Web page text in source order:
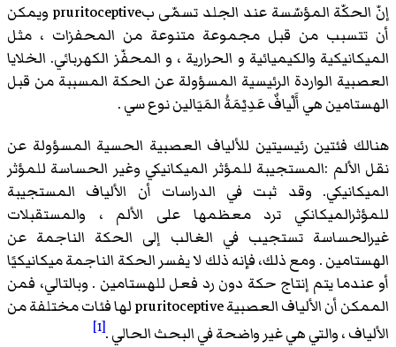
إنّ الحكّة المؤسّسة عند الجلد تسمّى بpruritoceptive ويمكن
أن تتسبب من قبل مجموعة متنوعة من المحفزات ، مثل
الميكانيكية والكيميائية و الحرارية ، و المحفّز الكهربائي. الخلايا
العصبية الواردة الرئيسية المسؤولة عن الحكة المسببة من قبل
الهستامين هي أَلْيافٌ عَدِيْمَةُ المَيَالين نوع سي .
هنالك فئتين رئيسيتين للألياف العصبية الحسية المسؤولة عن
نقل الألم :المستجيبة للمؤثر الميكانيكي وغير الحساسة للمؤثر
الميكانيكي. وقد ثبت في الدراسات أن الألياف المستجيبة
للمؤثرالميكانكي ترد معظمها على الألم ، والمستقبلات
غيرالحساسة تستجيب في الغالب إلى الحكة الناجمة عن
الهستامين . ومع ذلك، فإنه ذلك لا يفسر الحكة الناجمة ميكانيكيًا
أو عندما يتم إنتاج حكة دون رد فعل للهستامين . وبالتالي، فمن
الممكن أن الألياف العصبية pruritoceptive لها فئات مختلفة من
الألياف ، والتي هي غير واضحة في البحث الحالي .[1]